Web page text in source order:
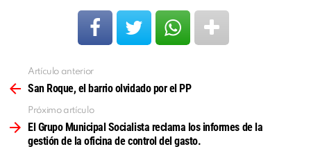
más
Artículo anterior
San Roque, el barrio olvidado por el PP
Próximo artículo
El Grupo Municipal Socialista reclama los informes de la
gestión de la oficina de control del gasto.